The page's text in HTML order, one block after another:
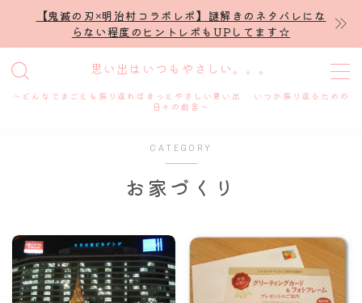
【鬼滅の刃×明治村コラボレポ】謎解きのネタバレにな
らない程度のヒントレポもUPしてます☆
思い出はいつもやさしい。。。
～どんなできごとも振り返ればきっとやさしい思い出 いつか振り返るための
日々の戯言～
MENU
ホテル滞在記
舞台・ライブ
CATEGORY
お家づくり